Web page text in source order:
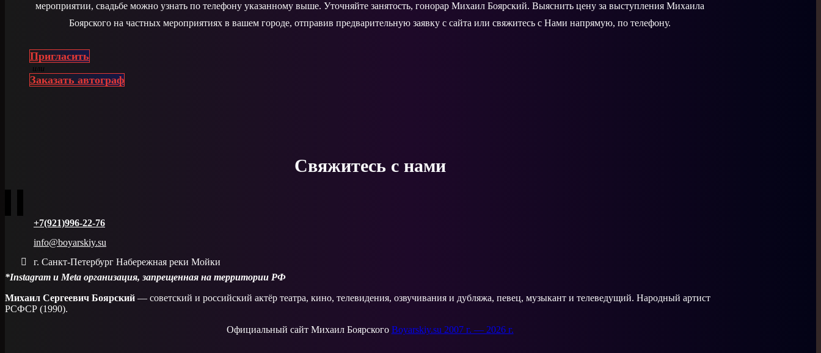
мероприятии, свадьбе можно узнать по телефону указанному выше. Уточняйте занятость, гонорар Михаил Боярский. Выяснить цену за выступления Михаила
Боярского на частных мероприятиях в вашем городе, отправив предварительную заявку с сайта или свяжитесь с Нами напрямую, по телефону.
Пригласить
или
Заказать автограф
Свяжитесь с нами
+7(921)996-22-76
info@boyarskiy.su
г. Санкт-Петербург Набережная реки Мойки
*Instagram и Meta организация, запрещенная на территории РФ
Михаил Сергеевич Боярский — советский и российский актёр театра, кино, телевидения, озвучивания и дубляжа, певец, музыкант и телеведущий. Народный артист
РСФСР (1990).
Официальный сайт Михаил Боярского Boyarskiy.su 2007 г. — 2026 г.